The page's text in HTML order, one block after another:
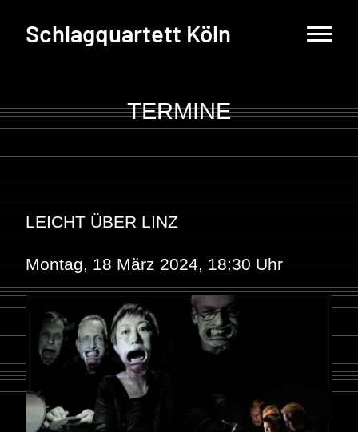
Schlagquartett Köln
TERMINE
LEICHT ÜBER LINZ
Montag, 18 März 2024, 18:30 Uhr